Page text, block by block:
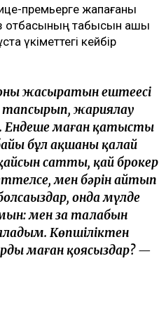
премьерге жақпағаны
отбасының табысын ашық
үкіметтегі кейбір
жасыратын ештеңесі
тапсырып, жариялау
Ендеше маған қатысты
бұл ақшаны қалай
сатты, қай брокер
мен бәрін айтып
онда мүлде
мен заң талабын
Көпшіліктен
маған қоясыздар? —